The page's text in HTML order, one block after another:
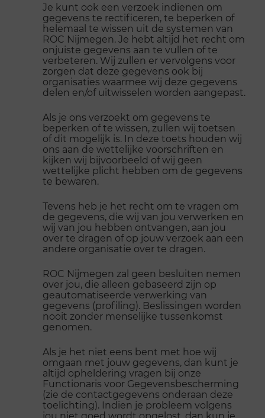
Je kunt ook een verzoek indienen om
gegevens te rectificeren, te beperken of
helemaal te wissen uit de systemen van
ROC Nijmegen. Je hebt altijd het recht om
onjuiste gegevens aan te vullen of te
verbeteren. Wij zullen er vervolgens voor
zorgen dat deze gegevens ook bij
organisaties waarmee wij deze gegevens
delen en/of uitwisselen worden aangepast.
Als je ons verzoekt om gegevens te
beperken of te wissen, zullen wij toetsen
of dit mogelijk is. In deze toets houden wij
ons aan de wettelijke voorschriften en
kijken wij bijvoorbeeld of wij geen
wettelijke plicht hebben om de gegevens
te bewaren.
Tevens heb je het recht om te vragen om
de gegevens, die wij van jou verwerken en
wij van jou hebben ontvangen, aan jou
over te dragen of op jouw verzoek aan een
andere organisatie over te dragen.
ROC Nijmegen zal geen besluiten nemen
over jou, die alleen gebaseerd zijn op
geautomatiseerde verwerking van
gegevens (profiling). Beslissingen worden
nooit zonder menselijke tussenkomst
genomen.
Als je het niet eens bent met hoe wij
omgaan met jouw gegevens, dan kunt je
altijd opheldering vragen bij onze
Functionaris voor Gegevensbescherming
(zie de contactgegevens onderaan deze
toelichting). Indien je probleem volgens
jou niet goed wordt opgelost, dan kun je